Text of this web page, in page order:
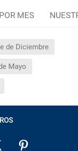
MES
de Diciembre
Mayo